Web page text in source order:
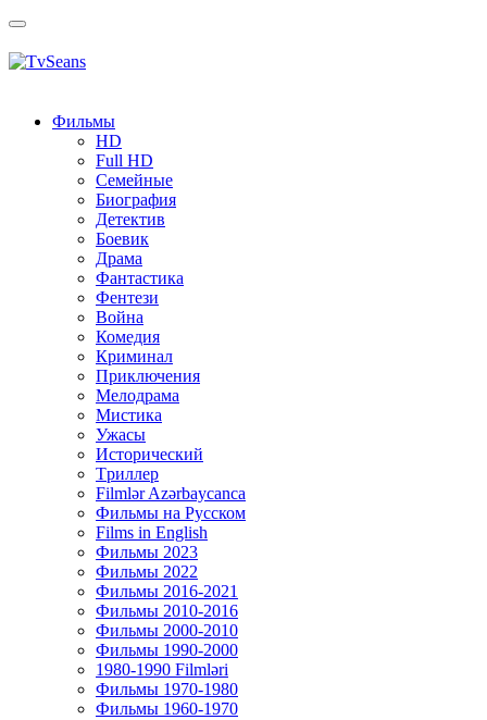
Toggle
Фильмы
HD
Full HD
Семейные
Биография
Детектив
Боевик
Драма
Фантастика
Фентези
Война
Комедия
Криминал
Приключения
Мелодрама
Мистика
Ужасы
Исторический
Tриллер
Filmlər Azərbaycanca
Фильмы на Русском
Films in English
Фильмы 2023
Фильмы 2022
Фильмы 2016-2021
Фильмы 2010-2016
Фильмы 2000-2010
Фильмы 1990-2000
1980-1990 Filmləri
Фильмы 1970-1980
Фильмы 1960-1970